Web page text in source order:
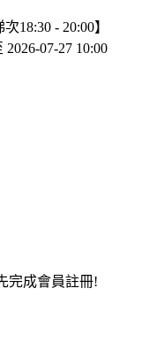
18:30 - 20:00】
2026-07-27 10:00
完成會員註冊!